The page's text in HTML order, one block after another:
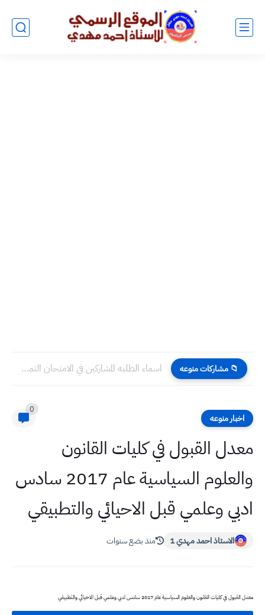
📁 مشاركات منوعه اسماء الطلبه المشاركين في الامتحان التمهيدي 2023 جميع المحافظات سادس...
اخبار منوعه
0
معدل القبول في كليات القانون
والعلوم السياسية عام 2017 سادس
ادبي وعلمي قبل الاحيائي والتطبيقي
الاستاذ احمد مهدي 1 منذ بضع سنوات
معدل القبول في كليات القانون والعلوم السياسية عام 2017 سادس ادبي وعلمي قبل الاحيائي والتطبيقي